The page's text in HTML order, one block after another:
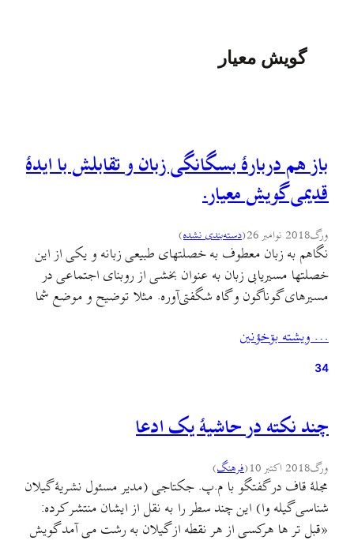
گویش معیار
باز هم دربارهٔ بسگانگی زبان و تقابلش با ایدهٔ
قدیمی گویش معیار.
ورگ2018 نوامبر 26 (دسته‌بندی نشده)
نگاهم به زبان معطوف به خصلتهای طبیعی زبانه و یکی از این
خصلتها مسیریابی زبان به عنوان بخشی از روبنای اجتماعی در
مسیرهای گوناگون و گاه شگفتی‌آوره. مثلا توضیح و موضع شما
میگه «دأند»، چیه؟ آيا نميشه تحولات و توافقهای زبانی رو هم در
سايهٔ…
… ويشته بۊخؤنين
34
چند نکته در حاشیهٔ یک ادعا
ورگ2018 اکتبر 10 (فرهنگ)
مجلهٔ قاف در گفتگو با م.پ. جکتاجی (مدیر مسئول نشریهٔ گیلان
شناسی گیله وا) این چند سطر را به نقل از ایشان منتشر کرده:
«قبل تر ها هرکسی از هر نقطه از گیلان به رشت می آمد گویش